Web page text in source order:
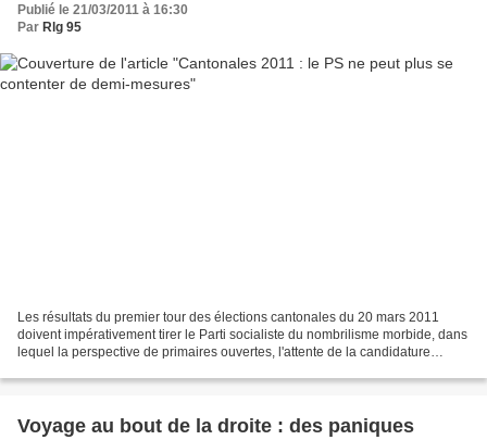
Publié le 21/03/2011 à 16:30
Par Rlg 95
Les résultats du premier tour des élections cantonales du 20 mars 2011
doivent impérativement tirer le Parti socialiste du nombrilisme morbide, dans
lequel la perspective de primaires ouvertes, l'attente de la candidature
Voyage au bout de la droite : des paniques